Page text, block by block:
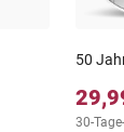
50
30-